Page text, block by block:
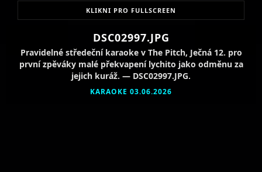
KLIKNI PRO FULLSCREEN
DSC02997.JPG
Pravidelné středeční karaoke v The Pitch, Ječná 12. pro
první zpěváky malé překvapení lychito jako odměnu za
jejich kuráž. — DSC02997.JPG.
KARAOKE 03.06.2026